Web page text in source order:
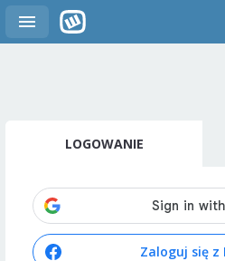
LOGOWANIE
Zaloguj się z